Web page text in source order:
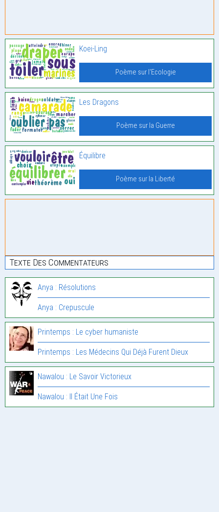
Koei-Ling
Poème sur l'Ecologie
Les Dragons
Poème sur la Guerre
Équilibre
Poème sur la Liberté
Texte Des Commentateurs
Anya : Résolutions
Anya : Crepuscule
Printemps : Le cyber humaniste
Printemps : Les Médecins Qui Déjà Furent Dieux
Nawalou : Le Savoir Victorieux
Nawalou : Il Était Une Fois